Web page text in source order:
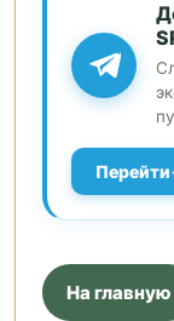
Перейти
На главную